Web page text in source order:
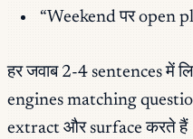
“Weekend पर open
हर जवाब 2-4 sentences
engines matching
extract और surface करते